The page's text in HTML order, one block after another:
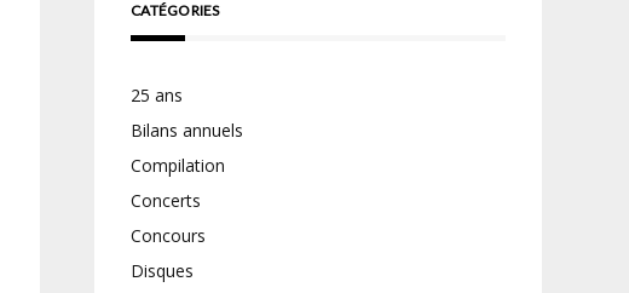
CATÉGORIES
25 ans
Bilans annuels
Compilation
Concerts
Concours
Disques